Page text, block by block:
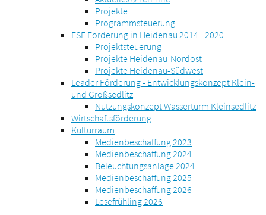
Projekte
Programmsteuerung
ESF Förderung in Heidenau 2014 - 2020
Projektsteuerung
Projekte Heidenau-Nordost
Projekte Heidenau-Südwest
Leader Förderung - Entwicklungskonzept Klein-
und Großsedlitz
Nutzungskonzept Wasserturm Kleinsedlitz
Wirtschaftsförderung
Kulturraum
Medienbeschaffung 2023
Medienbeschaffung 2024
Beleuchtungsanlage 2024
Medienbeschaffung 2025
Medienbeschaffung 2026
Lesefrühling 2026